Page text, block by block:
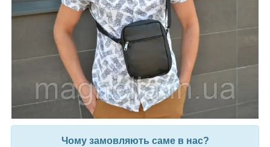
Чому замовляють саме в нас?